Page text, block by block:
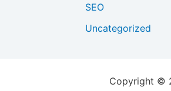
SEO
Uncategorized
Copyright ©